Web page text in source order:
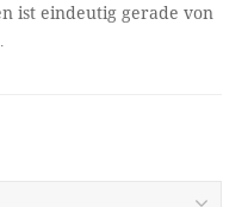
ist eindeutig gerade von